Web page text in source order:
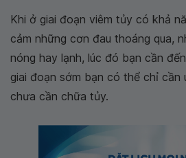
Khi ở giai đoạn viêm tủy có khả
cảm những cơn đau thoáng qua,
nóng hay lạnh, lúc đó bạn cần
giai đoạn sớm bạn có thể chỉ cần
chưa cần chữa tủy.